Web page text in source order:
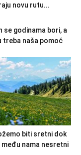
novu rutu...
se godinama bori, a
treba naša pomoć
biti sretni dok
među nama nesretni